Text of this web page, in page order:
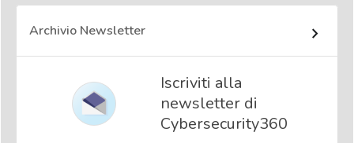
Archivio Newsletter
Iscriviti alla
newsletter di
Cybersecurity360